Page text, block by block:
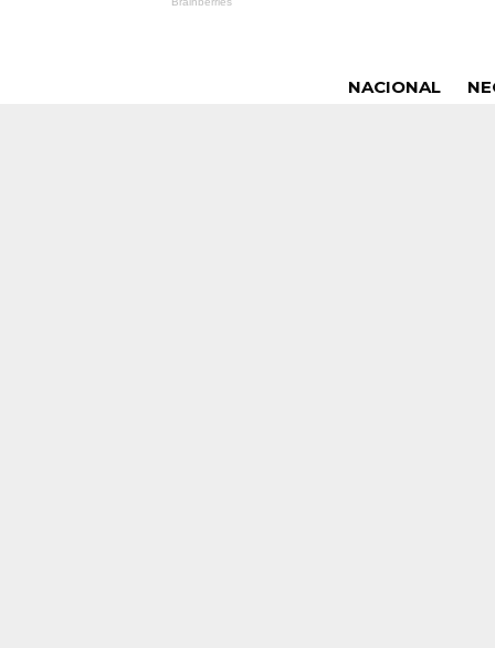
NACIONAL